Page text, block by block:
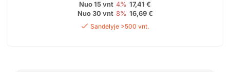
Nuo 15 vnt 4% 17,41 €
Nuo 30 vnt 8% 16,69 €
Sandėlyje >500 vnt.